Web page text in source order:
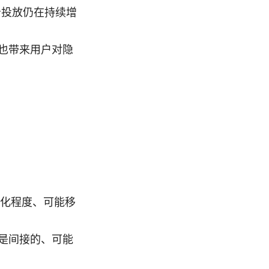
放仍在持续增
带来用户对隐
程度、可能移
间接的、可能